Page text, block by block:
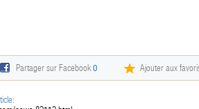
Partager sur Facebook0 Ajouter aux